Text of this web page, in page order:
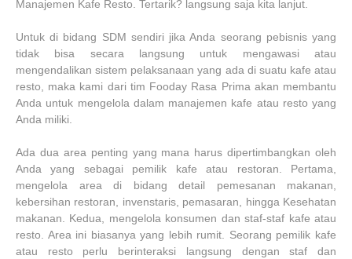
Manajemen Kafe Resto. Tertarik? langsung saja kita lanjut.
Untuk di bidang SDM sendiri jika Anda seorang pebisnis yang
tidak bisa secara langsung untuk mengawasi atau
mengendalikan sistem pelaksanaan yang ada di suatu kafe atau
resto, maka kami dari tim Fooday Rasa Prima akan membantu
Anda untuk mengelola dalam manajemen kafe atau resto yang
Anda miliki.
Ada dua area penting yang mana harus dipertimbangkan oleh
Anda yang sebagai pemilik kafe atau restoran. Pertama,
mengelola area di bidang detail pemesanan makanan,
kebersihan restoran, invenstaris, pemasaran, hingga Kesehatan
makanan. Kedua, mengelola konsumen dan staf-staf kafe atau
resto. Area ini biasanya yang lebih rumit. Seorang pemilik kafe
atau resto perlu berinteraksi langsung dengan staf dan